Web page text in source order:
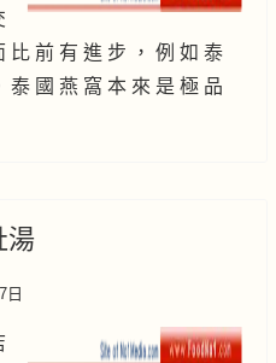
比 前 有 進 步 ， 例 如 泰
泰 國 燕 窩 本 來 是 極 品
湯
日